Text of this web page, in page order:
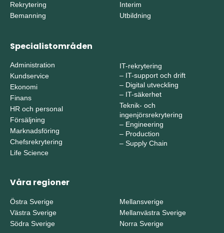
Rekrytering
Bemanning
Interim
Utbildning
Specialistområden
Administration
Kundservice
Ekonomi
Finans
HR och personal
Försäljning
Marknadsföring
Chefsrekrytering
Life Science
IT-rekrytering
– IT-support och drift
– Digital utveckling
– IT-säkerhet
Teknik- och
ingenjörsrekrytering
– Engineering
– Production
– Supply Chain
Våra regioner
Östra Sverige
Västra Sverige
Södra Sverige
Mellansverige
Mellanvästra Sverige
Norra Sverige